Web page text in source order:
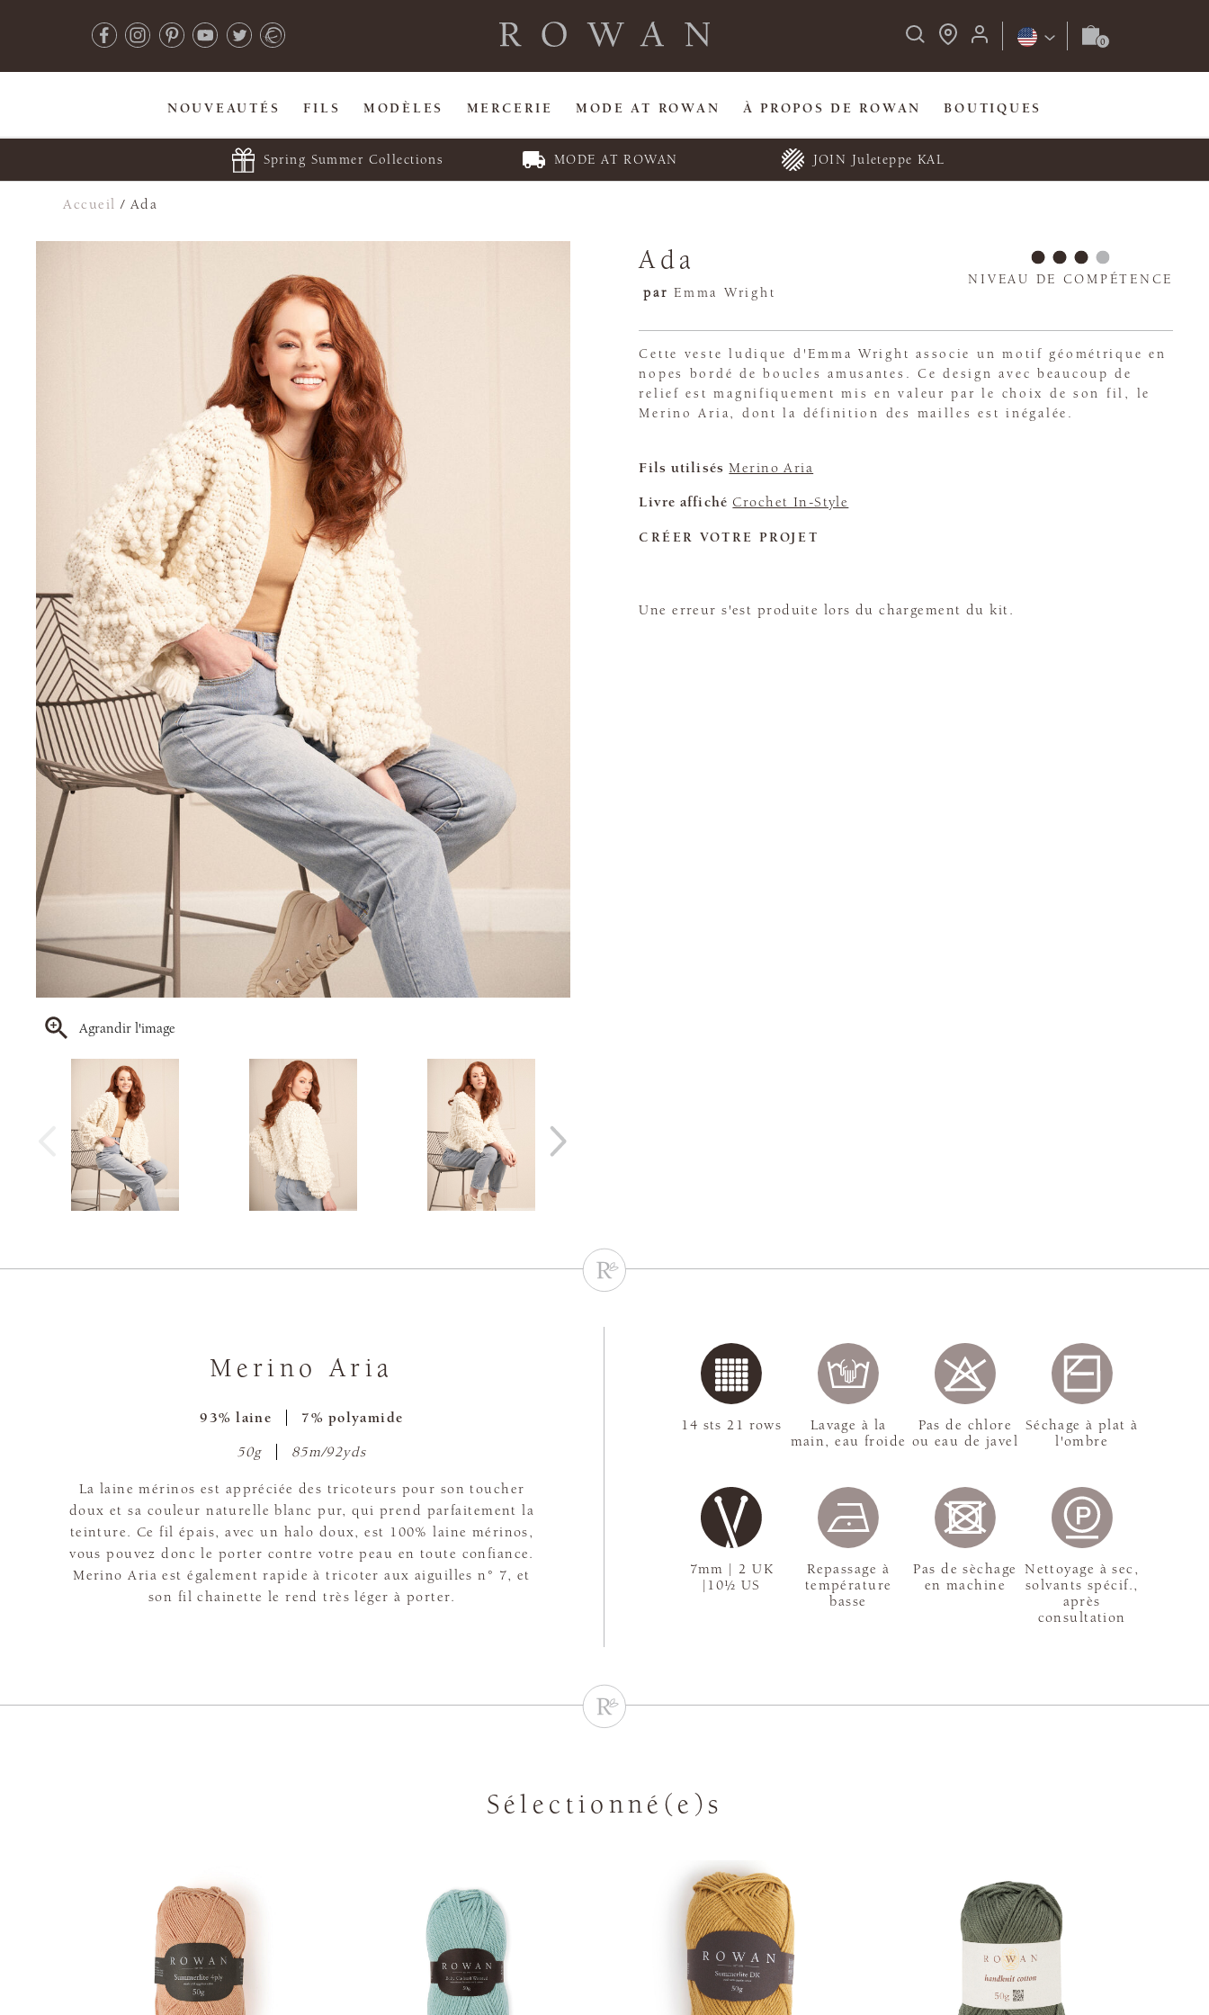
NOUVEAUTÉS FILS MODÈLES MERCERIE MODE AT ROWAN À PROPOS DE ROWAN BOUTIQUES
Spring Summer Collections MODE AT ROWAN JOIN Juleteppe KAL
Accueil / Ada
Agrandir l'image
Ada
par Emma Wright
NIVEAU DE COMPÉTENCE
Cette veste ludique d'Emma Wright associe un motif géométrique en
nopes bordé de boucles amusantes. Ce design avec beaucoup de
relief est magnifiquement mis en valeur par le choix de son fil, le
Merino Aria, dont la définition des mailles est inégalée.
Fils utilisés Merino Aria
Livre affiché Crochet In-Style
CRÉER VOTRE PROJET
Une erreur s'est produite lors du chargement du kit.
Merino Aria
93% laine 7% polyamide
50g 85m/92yds
La laine mérinos est appréciée des tricoteurs pour son toucher
doux et sa couleur naturelle blanc pur, qui prend parfaitement la
teinture. Ce fil épais, avec un halo doux, est 100% laine mérinos,
vous pouvez donc le porter contre votre peau en toute confiance.
Merino Aria est également rapide à tricoter aux aiguilles n° 7, et
son fil chainette le rend très léger à porter.
7mm | 2 UK
|10½ US
14 sts 21 rows
Lavage à la
main, eau froide
Pas de chlore
ou eau de javel
Séchage à plat à
l'ombre
Repassage à
température
basse
Pas de sèchage
en machine
Nettoyage à sec,
solvants spécif.,
après
consultation
Sélectionné(e)s